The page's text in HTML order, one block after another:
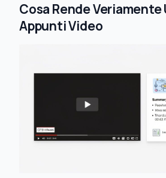
Cosa Rende
Appunti Video